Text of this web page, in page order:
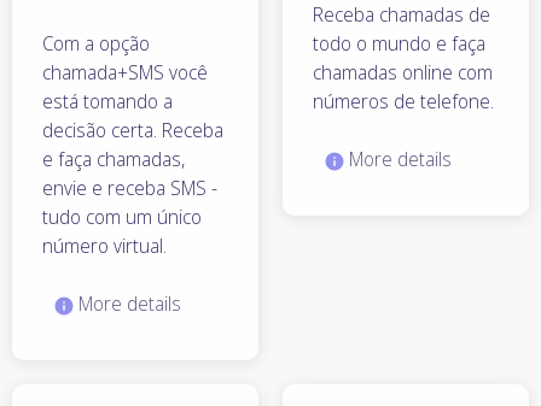
Com a opção
chamada+SMS você
está tomando a
decisão certa. Receba
e faça chamadas,
envie e receba SMS -
tudo com um único
número virtual.
More details
Receba chamadas de
todo o mundo e faça
chamadas online com
números de telefone.
More details